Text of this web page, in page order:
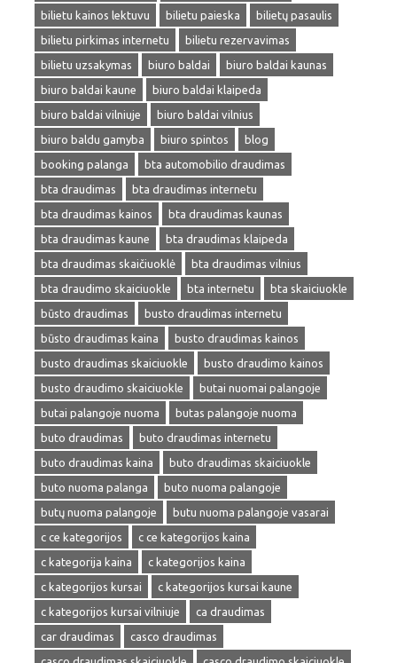
bilietu kainos lektuvu
bilietu paieska
bilietų pasaulis
bilietu pirkimas internetu
bilietu rezervavimas
bilietu uzsakymas
biuro baldai
biuro baldai kaunas
biuro baldai kaune
biuro baldai klaipeda
biuro baldai vilniuje
biuro baldai vilnius
biuro baldu gamyba
biuro spintos
blog
booking palanga
bta automobilio draudimas
bta draudimas
bta draudimas internetu
bta draudimas kainos
bta draudimas kaunas
bta draudimas kaune
bta draudimas klaipeda
bta draudimas skaičiuoklė
bta draudimas vilnius
bta draudimo skaiciuokle
bta internetu
bta skaiciuokle
būsto draudimas
busto draudimas internetu
būsto draudimas kaina
busto draudimas kainos
busto draudimas skaiciuokle
busto draudimo kainos
busto draudimo skaiciuokle
butai nuomai palangoje
butai palangoje nuoma
butas palangoje nuoma
buto draudimas
buto draudimas internetu
buto draudimas kaina
buto draudimas skaiciuokle
buto nuoma palanga
buto nuoma palangoje
butų nuoma palangoje
butu nuoma palangoje vasarai
c ce kategorijos
c ce kategorijos kaina
c kategorija kaina
c kategorijos kaina
c kategorijos kursai
c kategorijos kursai kaune
c kategorijos kursai vilniuje
ca draudimas
car draudimas
casco draudimas